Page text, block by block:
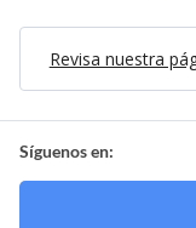
Revisa nuestra
Síguenos en: